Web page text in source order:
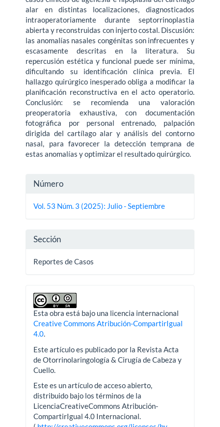
alar en distintas localizaciones, diagnosticados
intraoperatoriamente durante septorrinoplastia
abierta y reconstruidas con injerto costal. Discusión:
las anomalías nasales congénitas son infrecuentes y
escasamente descritas en la literatura. Su
repercusión estética y funcional puede ser mínima,
di­ficultando su identificación clínica previa. El
hallazgo quirúrgico inesperado obliga a modificar la
planificación reconstructiva en el acto operatorio.
Conclusión: se re­comienda una valoración
preoperatoria exhaustiva, con documentación
fotográfica por personal entrenado, palpación
dirigida del cartílago alar y análisis del contorno
nasal, para favorecer la detección temprana de
estas anomalías y optimizar el resul­tado quirúrgico.
Detalles
del
Número
Vol. 53 Núm. 3 (2025): Julio - Septiembre
Sección
Reportes de Casos
Esta obra está bajo una licencia internacional
Creative Commons Atribución-CompartirIgual
4.0.
Este artículo es publicado por la Revista Acta
de Otorrinolaringología & Cirugía de Cabeza y
Cuello.
Este es un artículo de acceso abierto,
distribuido bajo los términos de la
LicenciaCreativeCommons Atribución-
CompartirIgual 4.0 Internacional.